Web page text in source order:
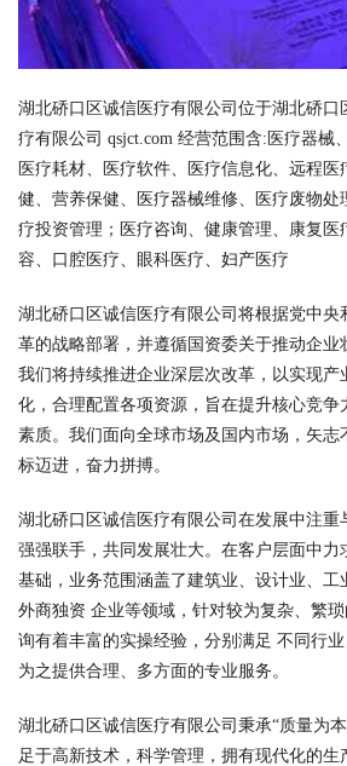
湖北硚口区诚信医疗有限公司位于湖北硚口
疗有限公司 qsjct.com 经营范围含:医疗器械
医疗耗材、医疗软件、医疗信息化、远程
健、营养保健、医疗器械维修、医疗废物处
疗投资管理；医疗咨询、健康管理、康复医
容、口腔医疗、眼科医疗、妇产医疗
湖北硚口区诚信医疗有限公司将根据党中央
革的战略部署，并遵循国资委关于推动企业
我们将持续推进企业深层次改革，以实现产
化，合理配置各项资源，旨在提升核心竞争
素质。我们面向全球市场及国内市场，矢志
标迈进，奋力拼搏。
湖北硚口区诚信医疗有限公司在发展中注重
强强联手，共同发展壮大。在客户层面中力
基础，业务范围涵盖了建筑业、设计业、工
外商独资 企业等领域，针对较为复杂、繁
询有着丰富的实操经验，分别满足 不同行业
为之提供合理、多方面的专业服务。
湖北硚口区诚信医疗有限公司秉承“质量为
足于高新技术，科学管理，拥有现代化的生